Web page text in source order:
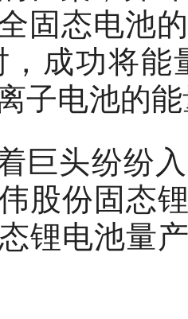
固态电池
，成功将
子电池的
巨头纷纷
股份固态
锂电池量